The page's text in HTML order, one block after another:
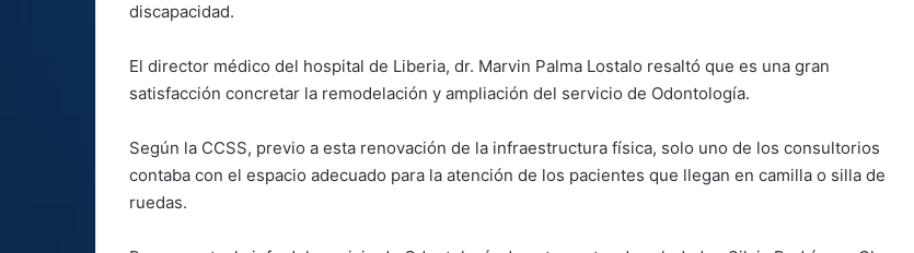
discapacidad.
El director médico del hospital de Liberia, dr. Marvin Palma Lostalo resaltó que es una gran
satisfacción concretar la remodelación y ampliación del servicio de Odontología.
Según la CCSS, previo a esta renovación de la infraestructura física, solo uno de los consultorios
contaba con el espacio adecuado para la atención de los pacientes que llegan en camilla o silla de
ruedas.